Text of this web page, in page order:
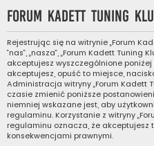
Forum Kadett Tuning
Rejestrując się na witrynie „Forum
”nas”, „nasza”, „Forum Kadett Tuning
akceptujesz wyszczególnione
akceptujesz, opuść to miejsce,
Administracja witryny „Forum Kadett
czasie zmienić poniższe
niemniej wskazane jest, aby
regulaminu. Korzystanie z witryny
regulaminu oznacza, że akceptujesz
konsekwencjami prawnymi.